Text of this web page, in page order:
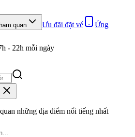
quan Ưu đãi đặt vé
Ứng
- 22h mỗi ngày
những địa điểm nổi tiếng nhất